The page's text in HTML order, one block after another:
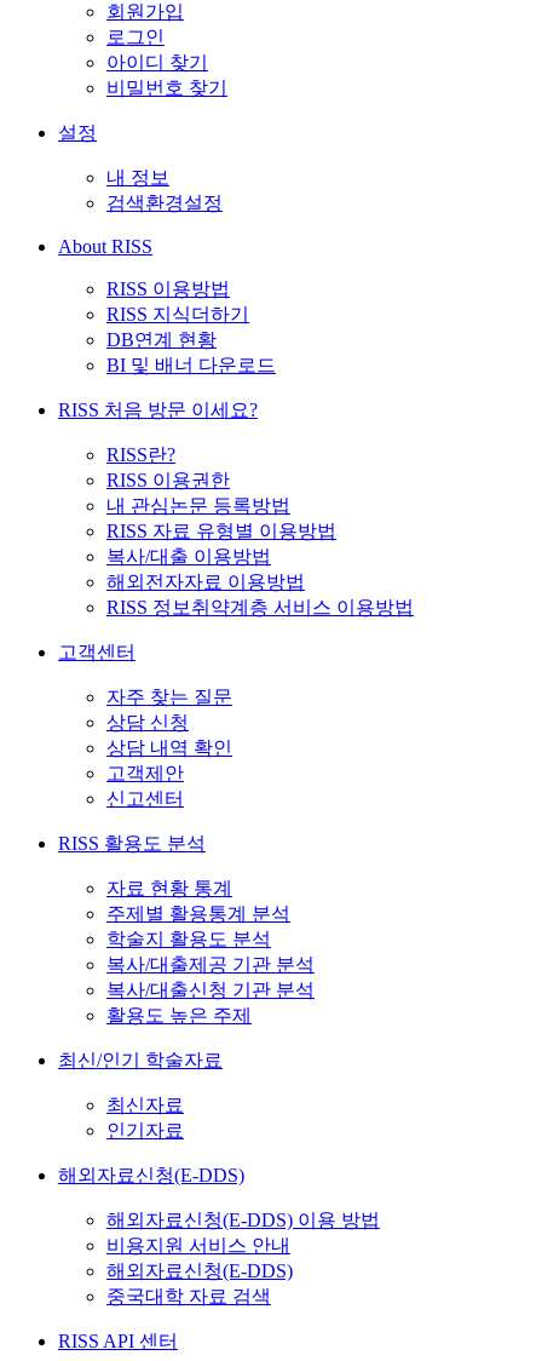
회원가입
로그인
아이디 찾기
비밀번호 찾기
설정
내 정보
검색환경설정
About RISS
RISS 이용방법
RISS 지식더하기
DB연계 현황
BI 및 배너 다운로드
RISS 처음 방문 이세요?
RISS란?
RISS 이용권한
내 관심논문 등록방법
RISS 자료 유형별 이용방법
복사/대출 이용방법
해외전자자료 이용방법
RISS 정보취약계층 서비스 이용방법
고객센터
자주 찾는 질문
상담 신청
상담 내역 확인
고객제안
신고센터
RISS 활용도 분석
자료 현황 통계
주제별 활용통계 분석
학술지 활용도 분석
복사/대출제공 기관 분석
복사/대출신청 기관 분석
활용도 높은 주제
최신/인기 학술자료
최신자료
인기자료
해외자료신청(E-DDS)
해외자료신청(E-DDS) 이용 방법
비용지원 서비스 안내
해외자료신청(E-DDS)
중국대학 자료 검색
RISS API 센터